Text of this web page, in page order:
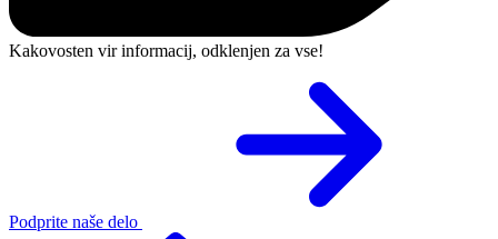
Kakovosten vir informacij, odklenjen za vse!
Podprite naše delo